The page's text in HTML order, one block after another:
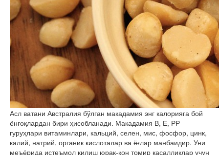
Асл ватани Австралия бўлган макадамия энг калорияга бой
ёнғоқлардан бири ҳисобланади. Макадамия В, Е, РР
гуруҳлари витаминлари, кальций, селен, мис, фосфор, цинк,
калий, натрий, органик кислоталар ва ёғлар манбаидир. Уни
меъёрида истеъмол қилиш юрак-қон томир касалликлар учун